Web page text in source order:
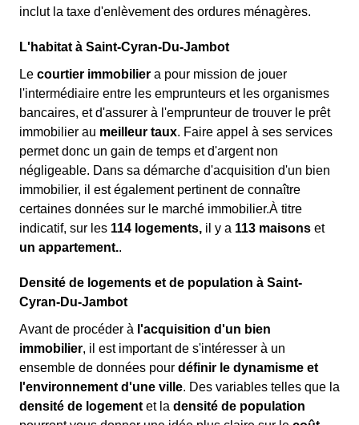
inclut la taxe d'enlèvement des ordures ménagères.
L'habitat à Saint-Cyran-Du-Jambot
Le courtier immobilier a pour mission de jouer
l'intermédiaire entre les emprunteurs et les organismes
bancaires, et d'assurer à l'emprunteur de trouver le prêt
immobilier au meilleur taux. Faire appel à ses services
permet donc un gain de temps et d'argent non
négligeable. Dans sa démarche d'acquisition d'un bien
immobilier, il est également pertinent de connaître
certaines données sur le marché immobilier.À titre
indicatif, sur les 114 logements, il y a 113 maisons et
un appartement..
Densité de logements et de population à Saint-
Cyran-Du-Jambot
Avant de procéder à l'acquisition d'un bien
immobilier, il est important de s'intéresser à un
ensemble de données pour définir le dynamisme et
l'environnement d'une ville. Des variables telles que la
densité de logement et la densité de population